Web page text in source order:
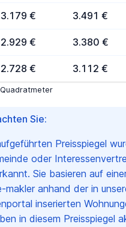
Sie:
Preisspiegel
oder
Sie basieren auf
makler anhand der in
inserierten
in diesem Preisspiegel
3.179 € 3.491 €
2.929 € 3.380 €
2.728 € 3.112 €